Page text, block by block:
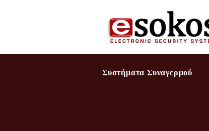
Συστήματα Συναγερμού